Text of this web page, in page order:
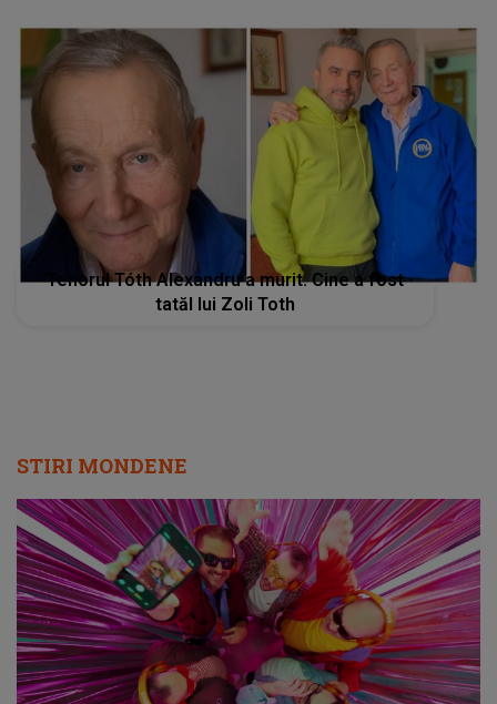
Tenorul Tóth Alexandru a murit. Cine a fost
tatăl lui Zoli Toth
STIRI MONDENE